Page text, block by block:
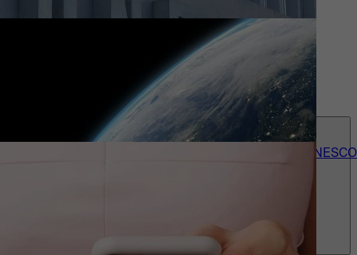
Over UNESCO
Onze 150+ UNESCO-erkenningen
accessibility_menu